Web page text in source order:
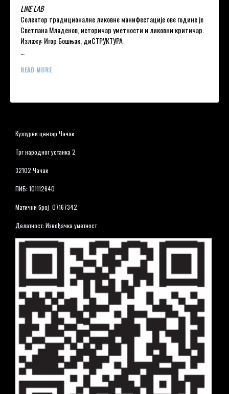
LINE LAB
Селектор традиционалне ликовне манифестације ове године је
Светлана Младенов, историчар уметности и ликовни критичар.
Излажу: Игор Бошњак, диСТРУКТУРА
READ MORE
Културни центар Чачак
Трг народног устанка 2
32102 Чачак
ПИБ: 101112640
Матични број: 07167342
Делатност: Извођачка уметност